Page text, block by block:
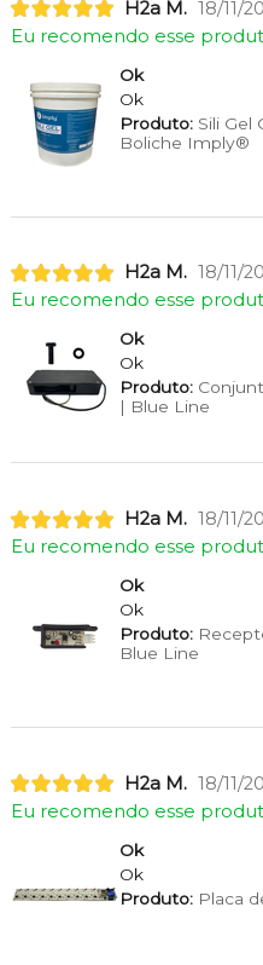
H2a M. 18/11/
Eu recomendo esse
Ok
Ok
Produto:Sili Gel
Boliche Imply®
H2a M. 18/11/
Eu recomendo esse
Ok
Ok
Produto:
| Blue Line
H2a M. 18/11/
Eu recomendo esse
Ok
Ok
Produto:
Blue Line
H2a M. 18/11/
Eu recomendo esse
Ok
Ok
Produto:Placa